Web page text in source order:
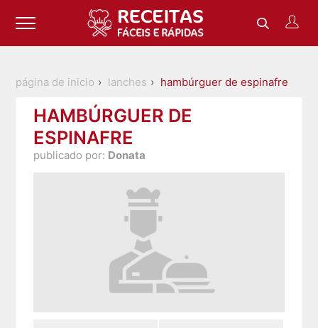
página de inicio lanches hambúrguer de espinafre
HAMBÚRGUER DE
ESPINAFRE
publicado por: Donata